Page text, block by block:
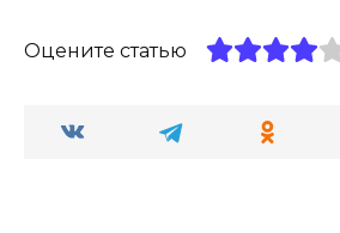
Оцените статью